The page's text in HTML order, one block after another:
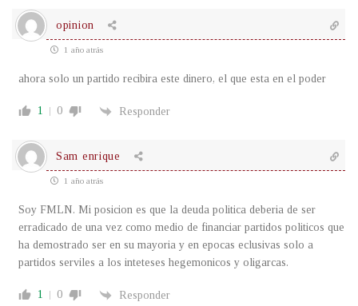
opinion
1 año atrás
ahora solo un partido recibira este dinero, el que esta en el poder
1 0 Responder
Sam enrique
1 año atrás
Soy FMLN. Mi posicion es que la deuda politica deberia de ser
erradicado de una vez como medio de financiar partidos politicos que
ha demostrado ser en su mayoria y en epocas eclusivas solo a
partidos serviles a los inteteses hegemonicos y oligarcas.
1 0 Responder